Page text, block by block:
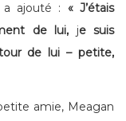
a ajouté : « J’étais
de lui, je suis
de lui – petite,
amie, Meagan